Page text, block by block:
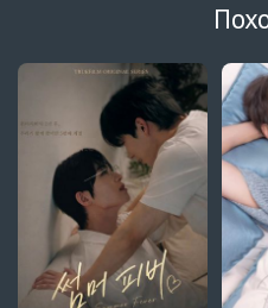
5 серия
Зимнее солнце
Автосабы русские /
Будь моим вторым игроком
AniLeagueTV